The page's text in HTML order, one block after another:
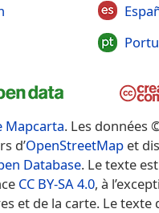
Mapcarta. Les données
d’OpenStreetMap et
Database. Le texte
CC BY-SA 4.0, à
et de la carte. Le texte